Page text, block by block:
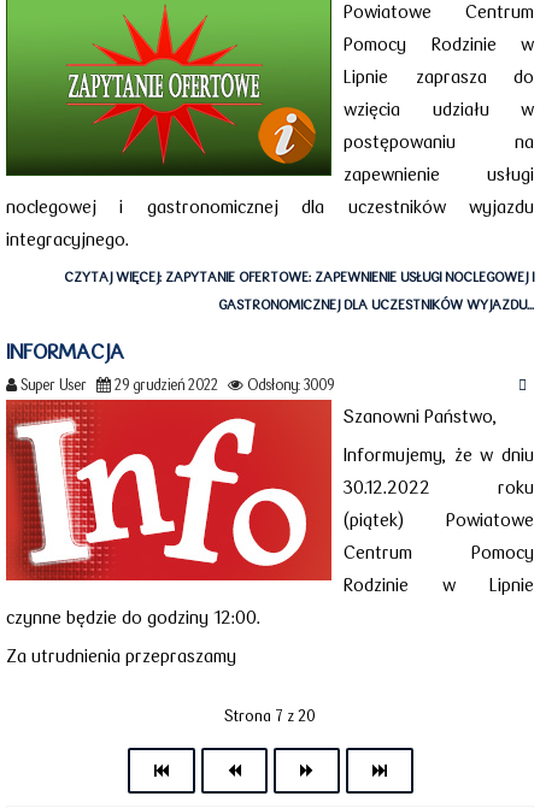
Powiatowe Centrum
Pomocy Rodzinie w
Lipnie zaprasza do
wzięcia udziału w
postępowaniu na
zapewnienie usługi
noclegowej i gastronomicznej dla uczestników wyjazdu
integracyjnego.
CZYTAJ WIĘCEJ: ZAPYTANIE OFERTOWE: ZAPEWNIENIE USŁUGI NOCLEGOWEJ I
GASTRONOMICZNEJ DLA UCZESTNIKÓW WYJAZDU...
INFORMACJA
Super User 29 grudzień 2022 Odsłony: 3009
Szanowni Państwo,
Informujemy, że w dniu
30.12.2022 roku
(piątek) Powiatowe
Centrum Pomocy
Rodzinie w Lipnie
czynne będzie do godziny 12:00.
Za utrudnienia przepraszamy
Strona 7 z 20